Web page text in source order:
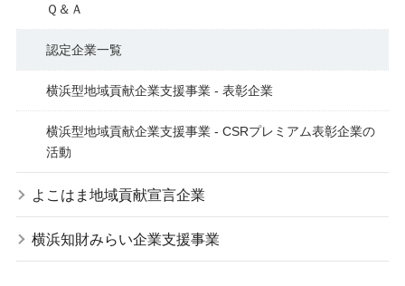
Ｑ＆Ａ
認定企業一覧
横浜型地域貢献企業支援事業 - 表彰企業
横浜型地域貢献企業支援事業 - CSRプレミアム表彰企業の
活動
よこはま地域貢献宣言企業
横浜知財みらい企業支援事業